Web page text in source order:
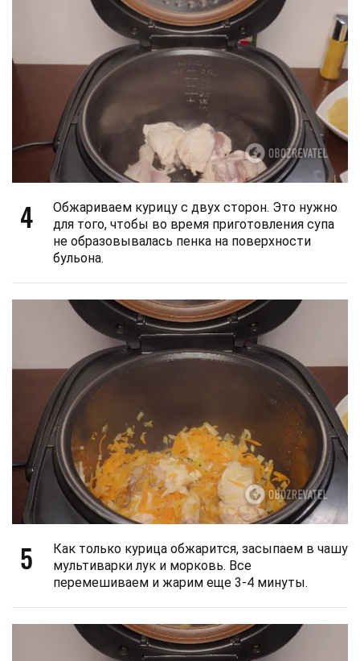
4
Обжариваем курицу с двух сторон. Это нужно
для того, чтобы во время приготовления супа
не образовывалась пенка на поверхности
бульона.
5
Как только курица обжарится, засыпаем в чашу
мультиварки лук и морковь. Все
перемешиваем и жарим еще 3-4 минуты.